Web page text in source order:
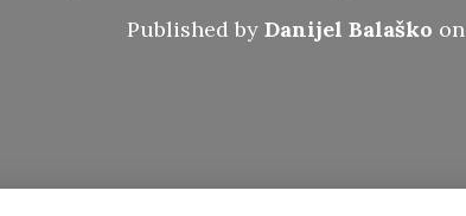
Published by Danijel Balaško on